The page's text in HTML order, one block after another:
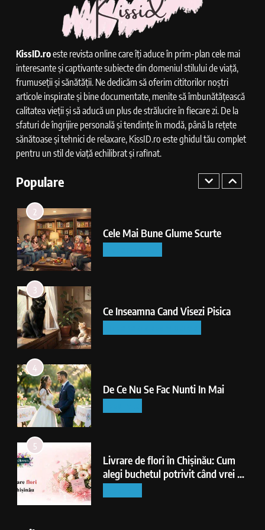
KissID.roeste revista online care îți aduce în prim-plan cele mai
interesante și captivante subiecte din domeniul stilului de viață,
frumuseții și sănătății. Ne dedicăm să oferim cititorilor noștri
articole inspirate și bine documentate, menite să îmbunătățească
calitatea vieții și să aducă un plus de strălucire în fiecare zi. De la
sfaturi de îngrijire personală și tendințe în modă, până la rețete
sănătoase și tehnici de relaxare, KissID.ro este ghidul tău complet
pentru un stil de viață echilibrat și rafinat.
Populare
INTERPRETAREA VISELOR
8
Cum Functioneaza Releul Bujii
Incandescente
TEHN & AI
1
Ce Inseamna Cand Visezi Pui De
Pisica
2
Cele Mai Bune Glume Scurte
3
Ce Inseamna Cand Visezi Pisica
4
De Ce Nu Se Fac Nunti In Mai
5
Livrare de flori în Chișinău: Cum
alegi buchetul potrivit când vrei să
faci o surpriză reușită